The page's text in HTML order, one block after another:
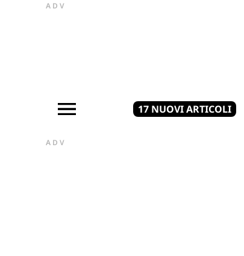
ADV
17 NUOVI ARTICOLI
ADV